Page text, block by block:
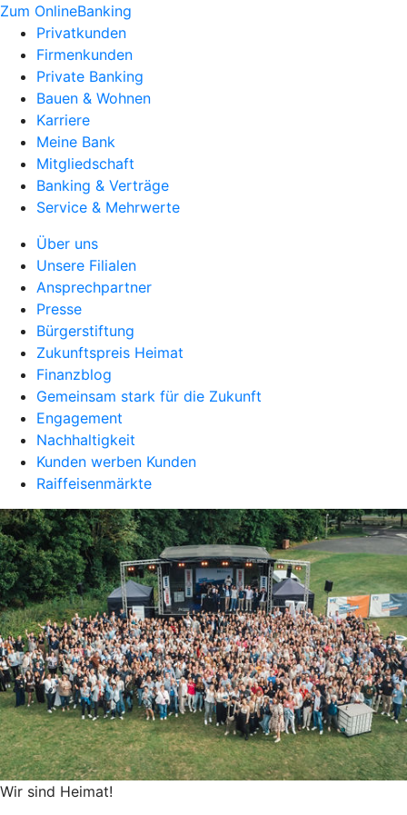
Zum OnlineBanking
Privatkunden
Firmenkunden
Private Banking
Bauen & Wohnen
Karriere
Meine Bank
Mitgliedschaft
Banking & Verträge
Service & Mehrwerte
Über uns
Unsere Filialen
Ansprechpartner
Presse
Bürgerstiftung
Zukunftspreis Heimat
Finanzblog
Gemeinsam stark für die Zukunft
Engagement
Nachhaltigkeit
Kunden werben Kunden
Raiffeisenmärkte
Wir sind Heimat!